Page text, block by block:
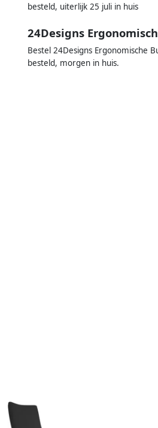
besteld, uiterlijk 25 juli in huis
24Designs
Bestel 24Designs Ergonomische
besteld, morgen in huis.